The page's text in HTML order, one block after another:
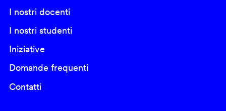
I nostri docenti
I nostri studenti
Iniziative
Domande frequenti
Contatti